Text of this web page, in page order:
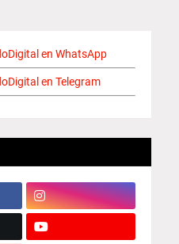
en WhatsApp
en Telegram